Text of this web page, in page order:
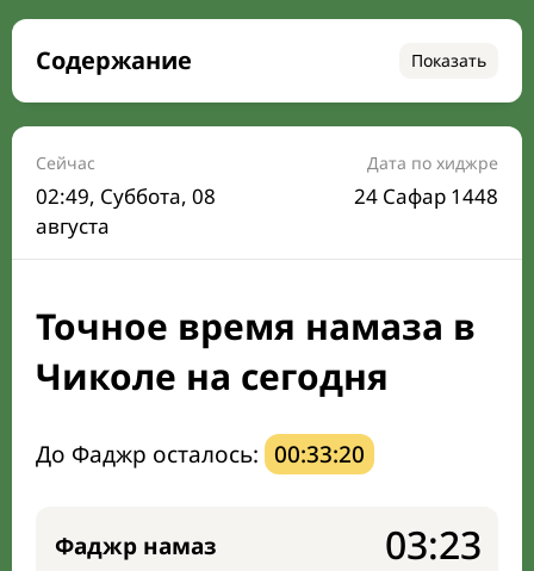
Содержание Показать
Время намаза на сегодня
Расписание на месяц
Время Сухура и Ифтара на сегодня
Календарь рамадана
Мечети и молельные комнаты
Направление киблы
Сейчас
02:49, Суббота, 08
августа
Дата по хиджре
24 Сафар 1448
Точное время намаза в
Чиколе на сегодня
До Фаджр осталось: 00:33:19
Фаджр намаз 03:23